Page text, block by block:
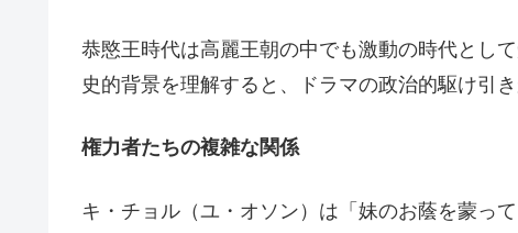
恭愍王時代は高麗王朝の中でも激動の時代とし
史的背景を理解すると、ドラマの政治的駆け引
権力者たちの複雑な関係
キ・チョル（ユ・オソン）は「妹のお蔭を蒙っ